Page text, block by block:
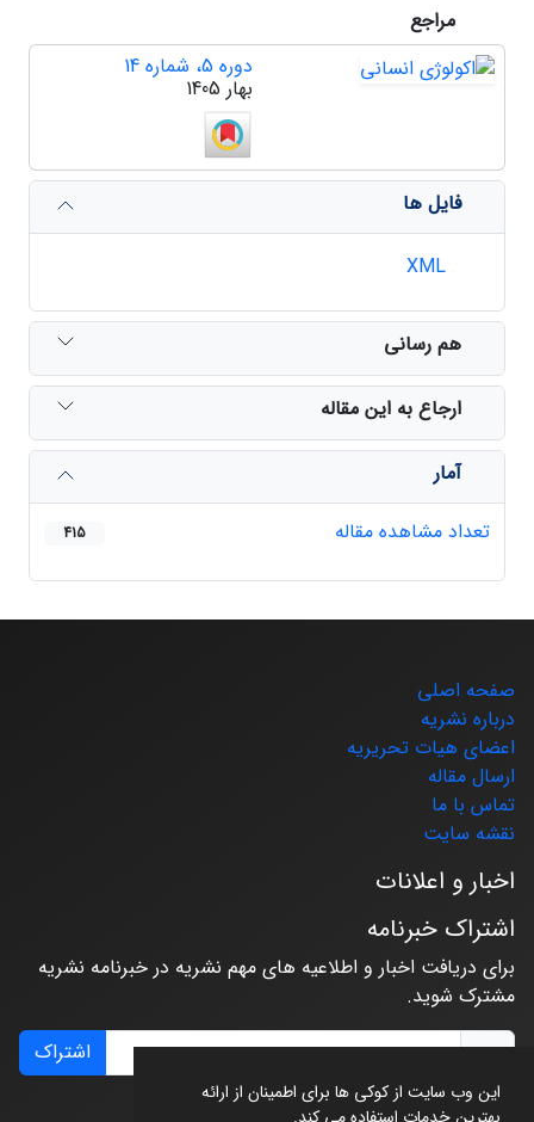
این وب سایت از کوکی ها برای اطمینان از ارائه
مراجع
دوره 5، شماره 14
بهار 1405
فایل ها
هم رسانی
ارجاع به این مقاله
آمار
تعداد مشاهده مقاله
415
صفحه اصلی
درباره نشریه
اعضای هیات تحریریه
ارسال مقاله
تماس با ما
نقشه سایت
اخبار و اعلانات
اشتراک خبرنامه
برای دریافت اخبار و اطلاعیه های مهم نشریه در خبرنامه نشریه
مشترک شوید.
اشتراک